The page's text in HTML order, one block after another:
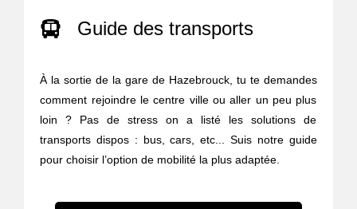
Guide des transports
À la sortie de la gare de Hazebrouck, tu te demandes
comment rejoindre le centre ville ou aller un peu plus
loin ? Pas de stress on a listé les solutions de
transports dispos : bus, cars, etc... Suis notre guide
pour choisir l’option de mobilité la plus adaptée.